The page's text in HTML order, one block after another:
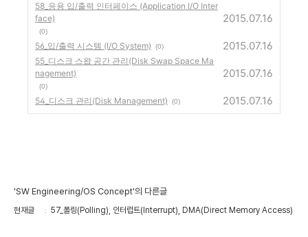
58_응용 입/출력 인터페이스 (Application I/O Inter
face)
(0)
2015.07.16
56_입/출력 시스템 (I/O System) (0) 2015.07.16
55_디스크 스왑 공간 관리(Disk Swap Space Ma
nagement)
(0)
2015.07.16
54_디스크 관리(Disk Management) (0) 2015.07.16
'SW Engineering/OS Concept'의 다른글
현재글 57_폴링(Polling), 인터럽트(Interrupt), DMA(Direct Memory Access)